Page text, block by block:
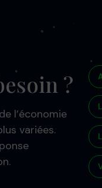
?
l’économie
variées.